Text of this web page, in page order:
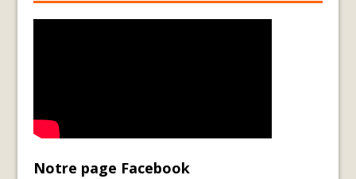
Notre page Facebook